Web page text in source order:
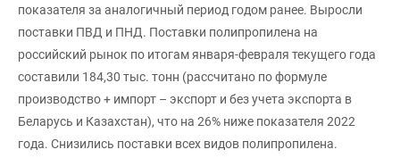
показателя за аналогичный период годом ранее. Выросли
поставки ПВД и ПНД. Поставки полипропилена на
российский рынок по итогам января-февраля текущего года
составили 184,30 тыс. тонн (рассчитано по формуле
производство + импорт – экспорт и без учета экспорта в
Беларусь и Казахстан), что на 26% ниже показателя 2022
года. Снизились поставки всех видов полипропилена.